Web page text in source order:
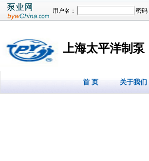
用户名： 密码
上海太平洋制泵
首 页 关于我们